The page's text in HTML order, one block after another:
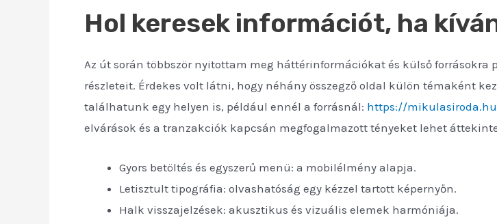
Hol keresek információt, ha
Az út során többször nyitottam meg háttérinformációkat és külső
részleteit. Érdekes volt látni, hogy néhány összegző oldal külön témaként
találhatunk egy helyen is, például ennél a forrásnál: https://
elvárások és a tranzakciók kapcsán megfogalmazott tényeket lehet
Gyors betöltés és egyszerű menü: a mobilélmény alapja.
Letisztult tipográfia: olvashatóság egy kézzel tartott képernyőn.
Halk visszajelzések: akusztikus és vizuális elemek harmóniája.